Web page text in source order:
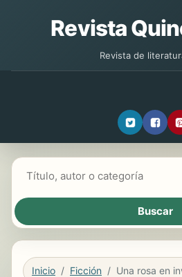
Revista
Revista de
Inicio Ficción Una rosa en